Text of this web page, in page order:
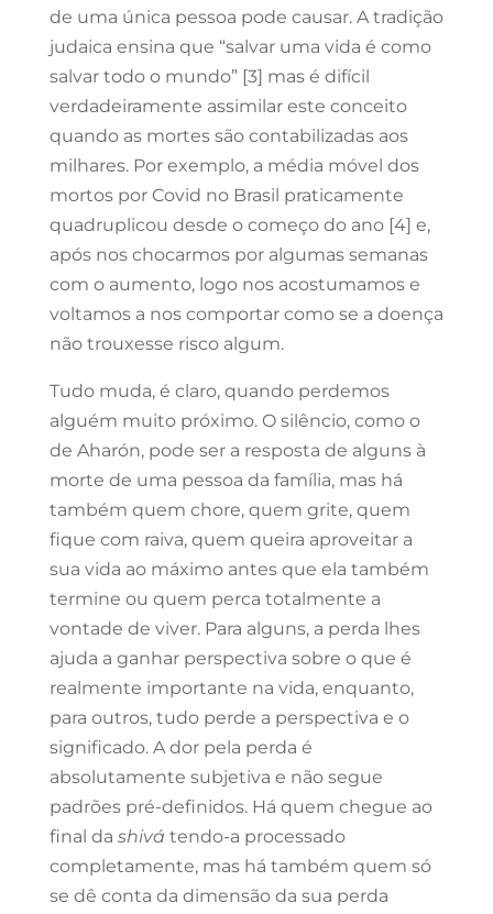
de uma única pessoa pode causar. A tradição
judaica ensina que “salvar uma vida é como
salvar todo o mundo” [3] mas é difícil
verdadeiramente assimilar este conceito
quando as mortes são contabilizadas aos
milhares. Por exemplo, a média móvel dos
mortos por Covid no Brasil praticamente
quadruplicou desde o começo do ano [4] e,
após nos chocarmos por algumas semanas
com o aumento, logo nos acostumamos e
voltamos a nos comportar como se a doença
não trouxesse risco algum.
Tudo muda, é claro, quando perdemos
alguém muito próximo. O silêncio, como o
de Aharón, pode ser a resposta de alguns à
morte de uma pessoa da família, mas há
também quem chore, quem grite, quem
fique com raiva, quem queira aproveitar a
sua vida ao máximo antes que ela também
termine ou quem perca totalmente a
vontade de viver. Para alguns, a perda lhes
ajuda a ganhar perspectiva sobre o que é
realmente importante na vida, enquanto,
para outros, tudo perde a perspectiva e o
significado. A dor pela perda é
absolutamente subjetiva e não segue
padrões pré-definidos. Há quem chegue ao
final da shivá tendo-a processado
completamente, mas há também quem só
se dê conta da dimensão da sua perda